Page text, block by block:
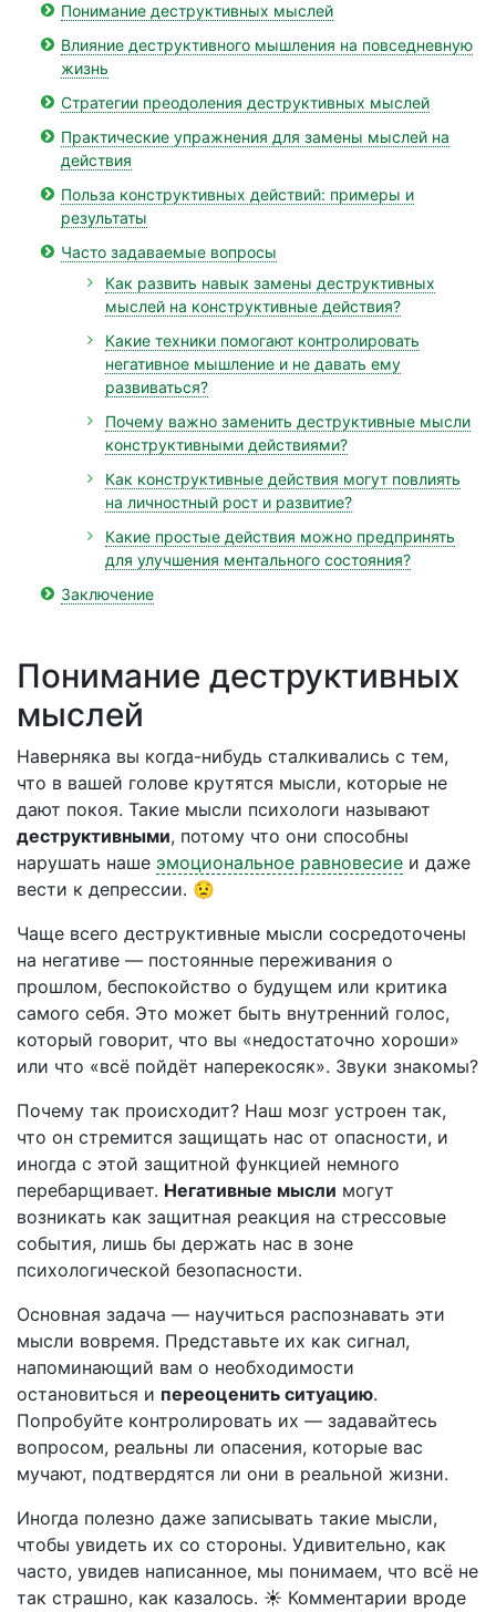
Понимание деструктивных мыслей
Влияние деструктивного мышления на повседневную
жизнь
Стратегии преодоления деструктивных мыслей
Практические упражнения для замены мыслей на
действия
Польза конструктивных действий: примеры и
результаты
Часто задаваемые вопросы
Как развить навык замены деструктивных
мыслей на конструктивные действия?
Какие техники помогают контролировать
негативное мышление и не давать ему
развиваться?
Почему важно заменить деструктивные мысли
конструктивными действиями?
Как конструктивные действия могут повлиять
на личностный рост и развитие?
Какие простые действия можно предпринять
для улучшения ментального состояния?
Заключение
Понимание деструктивных
мыслей
Наверняка вы когда-нибудь сталкивались с тем,
что в вашей голове крутятся мысли, которые не
дают покоя. Такие мысли психологи называют
деструктивными, потому что они способны
нарушать наше эмоциональное равновесие и даже
вести к депрессии. 😟
Чаще всего деструктивные мысли сосредоточены
на негативе — постоянные переживания о
прошлом, беспокойство о будущем или критика
самого себя. Это может быть внутренний голос,
который говорит, что вы «недостаточно хороши»
или что «всё пойдёт наперекосяк». Звуки знакомы?
Почему так происходит? Наш мозг устроен так,
что он стремится защищать нас от опасности, и
иногда с этой защитной функцией немного
перебарщивает. Негативные мысли могут
возникать как защитная реакция на стрессовые
события, лишь бы держать нас в зоне
психологической безопасности.
Основная задача — научиться распознавать эти
мысли вовремя. Представьте их как сигнал,
напоминающий вам о необходимости
остановиться и переоценить ситуацию.
Попробуйте контролировать их — задавайтесь
вопросом, реальны ли опасения, которые вас
мучают, подтвердятся ли они в реальной жизни.
Иногда полезно даже записывать такие мысли,
чтобы увидеть их со стороны. Удивительно, как
часто, увидев написанное, мы понимаем, что всё не
так страшно, как казалось. ☀️ Комментарии вроде